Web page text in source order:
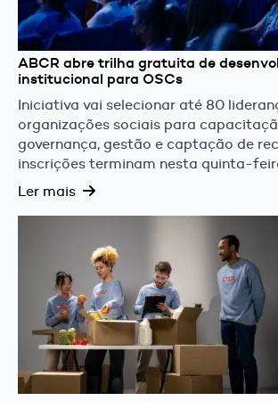
ABCR abre trilha gratuita de
institucional para OSCs
Iniciativa vai selecionar até 80
organizações sociais para
governança, gestão e captação de
inscrições terminam nesta quinta-
Ler mais